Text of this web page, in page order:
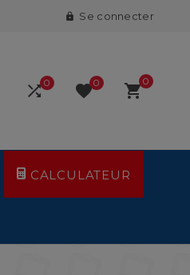
 Se connecter
0 0 
0
CALCULATEUR